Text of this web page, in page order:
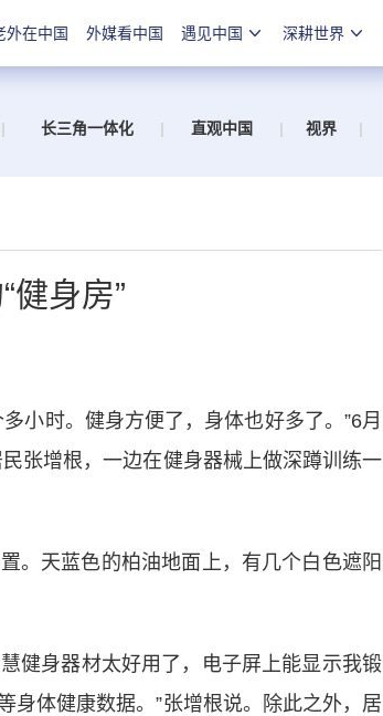
外在中国 外媒看中国 遇见中国 深耕世界
| 长三角一体化 | 直观中国 | 视界 |
健身房”
时。健身方便了，身体也好多了。”6月
张增根，一边在健身器械上做深蹲训练一
天蓝色的柏油地面上，有几个白色遮阳
健身器材太好用了，电子屏上能显示我锻
身体健康数据。”张增根说。除此之外，居